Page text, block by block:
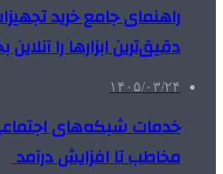
راهنمای جامع خرید
دقیق‌ترین ابزارها را آنلاین
۱۴۰۵/۰۳/۲۴
مخاطب تا افزایش درآمد